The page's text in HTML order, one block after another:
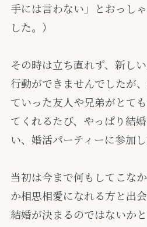
手には言わない」とおっし
した。）
その時は立ち直れず、新し
行動ができませんでしたが
ていった友人や兄弟がとて
てくれるたび、やっぱり結
い、婚活パーティーに参加し
当初は今まで何もしてこな
か相思相愛になれる方と出
結婚が決まるのではないか